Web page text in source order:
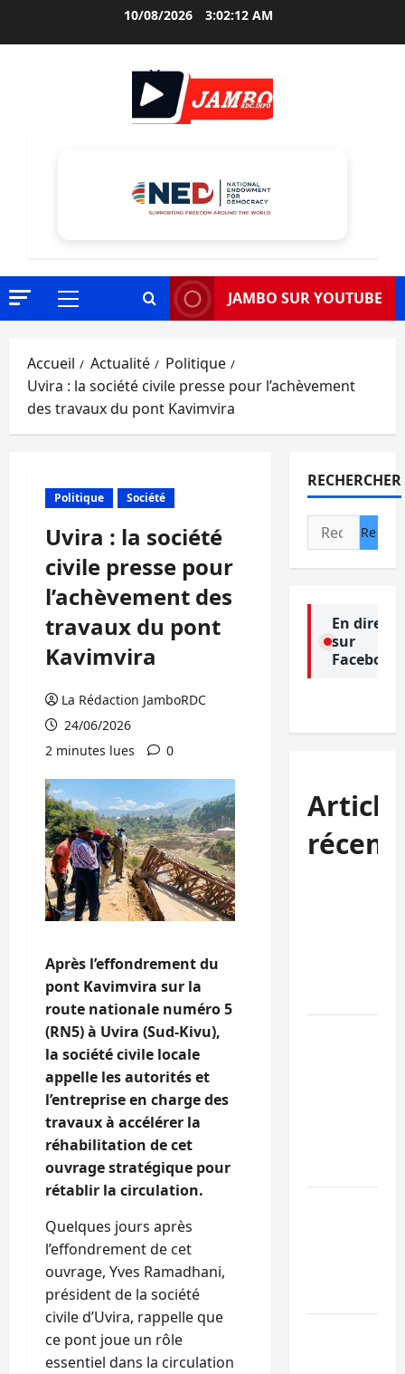
10/08/2026 3:02:13 AM
Menu
JAMBO SUR YOUTUBE
Accueil Actualité
Politique
Uvira : la société civile presse pour l’achèvement
des travaux du pont Kavimvira
Politique Société
Uvira : la société
civile presse pour
l’achèvement des
travaux du pont
Kavimvira
La Rédaction JamboRDC
24/06/2026
2 minutes lues
0
Après l’effondrement du
pont Kavimvira sur la
route nationale numéro 5
(RN5) à Uvira (Sud-Kivu),
la société civile locale
appelle les autorités et
l’entreprise en charge des
travaux à accélérer la
réhabilitation de cet
ouvrage stratégique pour
rétablir la circulation.
Quelques jours après
l’effondrement de cet
ouvrage, Yves Ramadhani,
président de la société
civile d’Uvira, rappelle que
ce pont joue un rôle
essentiel dans la circulation
RECHERCHER
Rechercher :
En direct
sur
Facebook